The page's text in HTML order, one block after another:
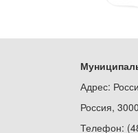
Адрес:
Россия,
Телефон: